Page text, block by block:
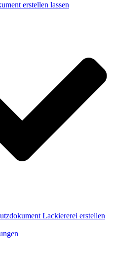
erstellen lassen
Lackiererei erstellen